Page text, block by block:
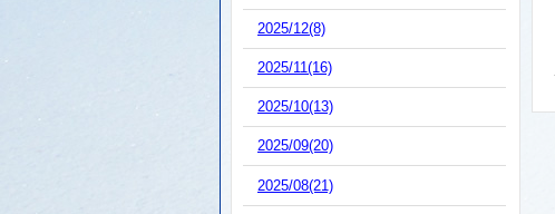
2025/12(8)
2025/11(16)
2025/10(13)
2025/09(20)
2025/08(21)